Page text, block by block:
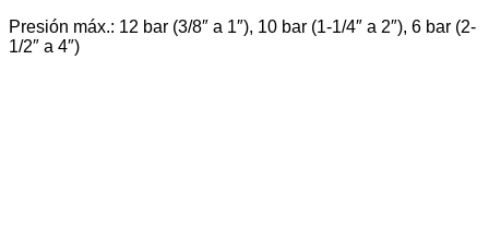
Presión máx.: 12 bar (3/8″ a 1″), 10 bar (1-1/4″ a 2″), 6 bar (2-
1/2″ a 4″)